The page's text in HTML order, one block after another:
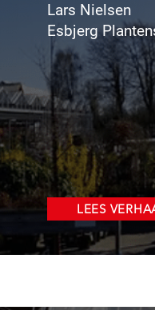
Lars Nielsen
Esbjerg
LEES